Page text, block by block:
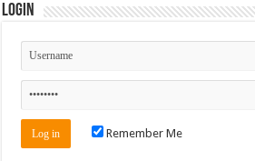
Login
Remember Me